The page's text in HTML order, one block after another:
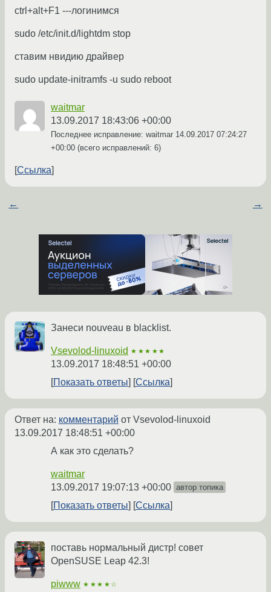
ctrl+alt+F1 ---логинимся
sudo /etc/init.d/lightdm stop
ставим нвидию драйвер
sudo update-initramfs -u sudo reboot
waitmar
13.09.2017 18:43:06 +00:00
Последнее исправление: waitmar 14.09.2017 07:24:27
+00:00 (всего исправлений: 6)
Ссылка
← →
Занеси nouveau в blacklist.
Vsevolod-linuxoid ★★★★★
13.09.2017 18:48:51 +00:00
Показать ответы
Ссылка
Ответ на: комментарий от Vsevolod-linuxoid
13.09.2017 18:48:51 +00:00
А как это сделать?
waitmar
13.09.2017 19:07:13 +00:00 автор топика
Показать ответы Ссылка
поставь нормальный дистр! совет
OpenSUSE Leap 42.3!
piwww ★★★★☆